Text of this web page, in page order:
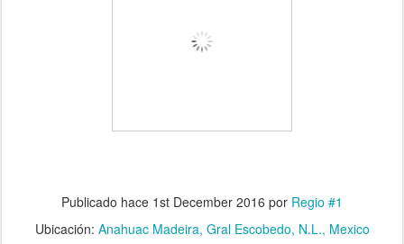
Publicado hace 1st December 2016 por Regio #1
Ubicación: Anahuac Madeira, Gral Escobedo, N.L., Mexico